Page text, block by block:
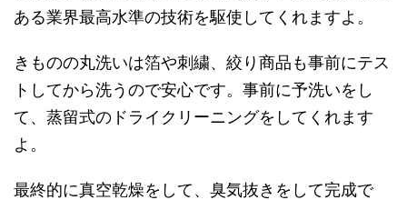
ある業界最高水準の技術を駆使してくれますよ。
きものの丸洗いは箔や刺繍、絞り商品も事前にテス
トしてから洗うので安心です。事前に予洗いをし
て、蒸留式のドライクリーニングをしてくれます
よ。
最終的に真空乾燥をして、臭気抜きをして完成で